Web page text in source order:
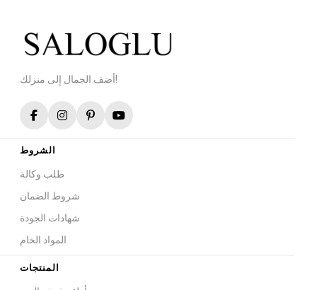
أضف الجمال إلى منزلك!
الشروط
طلب وكالة
شروط الضمان
شهادات الجودة
المواد الخام
المنتجات